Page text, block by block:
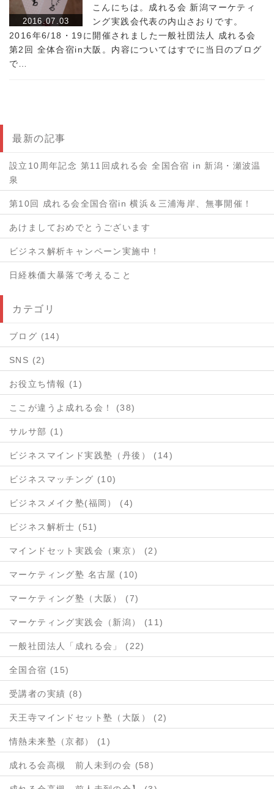
2016.07.03
こんにちは。成れる会 新潟マーケティ
ング実践会代表の内山さおりです。
2016年6/18・19に開催されました一般社団法人 成れる会
第2回 全体合宿in大阪。内容についてはすでに当日のブログ
で…
最新の記事
設立10周年記念 第11回成れる会 全国合宿 in 新潟・瀬波温
泉
第10回 成れる会全国合宿in 横浜＆三浦海岸、無事開催！
あけましておめでとうございます
ビジネス解析キャンペーン実施中！
日経株価大暴落で考えること
カテゴリ
ブログ (14)
SNS (2)
お役立ち情報 (1)
ここが違うよ成れる会！ (38)
サルサ部 (1)
ビジネスマインド実践塾（丹後） (14)
ビジネスマッチング (10)
ビジネスメイク塾(福岡） (4)
ビジネス解析士 (51)
マインドセット実践会（東京） (2)
マーケティング塾 名古屋 (10)
マーケティング塾（大阪） (7)
マーケティング実践会（新潟） (11)
一般社団法人「成れる会」 (22)
全国合宿 (15)
受講者の実績 (8)
天王寺マインドセット塾（大阪） (2)
情熱未来塾（京都） (1)
成れる会高槻 前人未到の会 (58)